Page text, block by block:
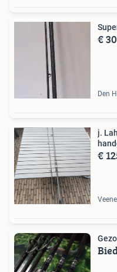
€
Den
j.
€